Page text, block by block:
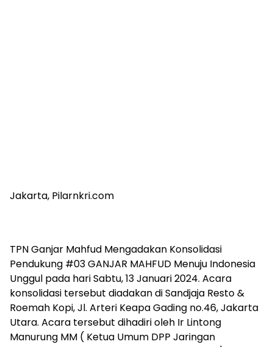
Jakarta, Pilarnkri.com
TPN Ganjar Mahfud Mengadakan Konsolidasi
Pendukung #03 GANJAR MAHFUD Menuju Indonesia
Unggul pada hari Sabtu, 13 Januari 2024. Acara
konsolidasi tersebut diadakan di Sandjaja Resto &
Roemah Kopi, Jl. Arteri Keapa Gading no.46, Jakarta
Utara. Acara tersebut dihadiri oleh Ir Lintong
Manurung MM ( Ketua Umum DPP Jaringan